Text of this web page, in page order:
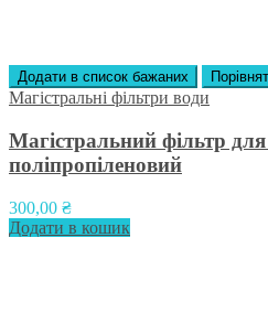
Додати в список бажаних
Магістральні фільтри води
Магістральний фільтр для
поліпропіленовий
300,00 ₴
Додати в кошик